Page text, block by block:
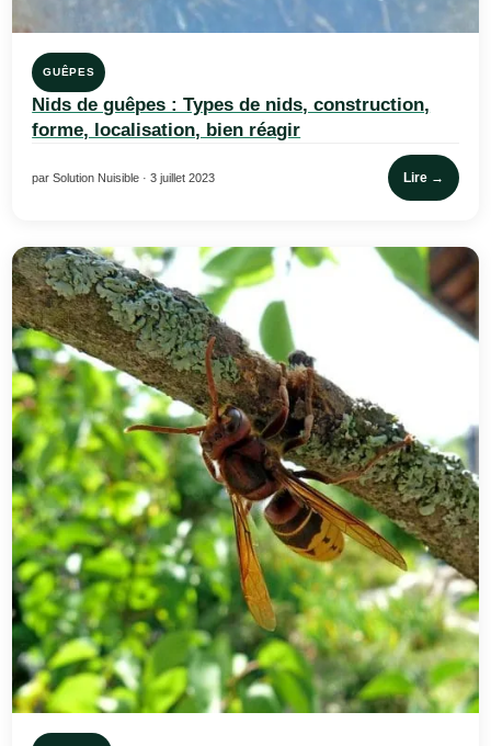
GUÊPES
Nids de guêpes : Types de nids, construction,
forme, localisation, bien réagir
par Solution Nuisible · 3 juillet 2023 Lire →